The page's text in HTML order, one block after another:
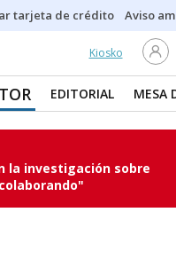
tarjeta de crédito Aviso
Kiosko
EDITORIAL MESA
la investigación sobre